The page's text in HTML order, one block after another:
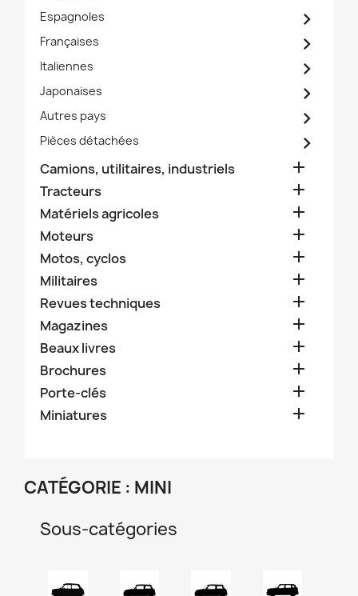
Espagnoles

Françaises 
Italiennes 
Japonaises 
Autres pays 
Pièces détachées 
Camions, utilitaires, industriels 
Tracteurs 
Matériels agricoles 
Moteurs 
Motos, cyclos 
Militaires 
Revues techniques 
Magazines 
Beaux livres 
Brochures 
Porte-clés 
Miniatures 
CATÉGORIE : MINI
Sous-catégories